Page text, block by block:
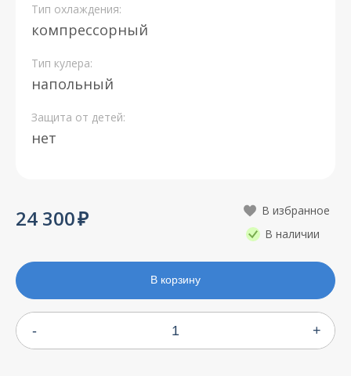
Тип охлаждения:
компрессорный
Тип кулера:
напольный
Защита от детей:
нет
24 300
- +
В корзину
В наличии